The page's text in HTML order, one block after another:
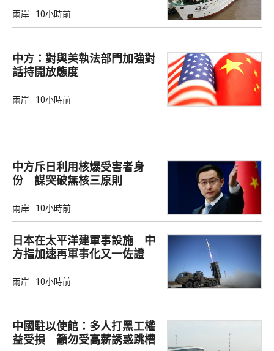
兩岸 10小時前
中方：對與美執法部門加強對
話持開放態度
兩岸 10小時前
中方斥日利用核爆受害者身
份 謀突破無核三原則
兩岸 10小時前
日本在太平洋建軍事設施 中
方指加速再軍事化又一佐證
兩岸 10小時前
中國駐以使館：多人打黑工權
益受損 籲勿受高薪誘惑跳槽